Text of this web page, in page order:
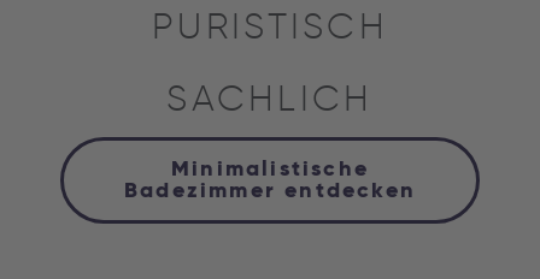
PURISTISCH
SACHLICH
Minimalistische
Badezimmer entdecken